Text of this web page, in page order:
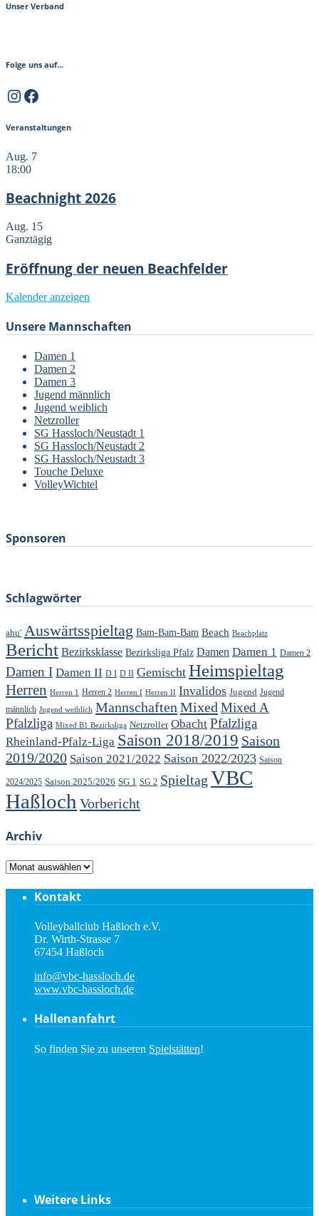
Unser Verband
Folge uns auf...
Instagram
Facebook
Veranstaltungen
Aug. 7
18:00
Beachnight 2026
Aug. 15
Ganztägig
Eröffnung der neuen Beachfelder
Kalender anzeigen
Unsere Mannschaften
Damen 1
Damen 2
Damen 3
Jugend männlich
Jugend weiblich
Netzroller
SG Hassloch/Neustadt 1
SG Hassloch/Neustadt 2
SG Hassloch/Neustadt 3
Touche Deluxe
VolleyWichtel
Sponsoren
Schlagwörter
ahu' Auswärtsspieltag Bam-Bam-Bam Beach Beachplatz
Bericht Bezirksklasse Bezirksliga Pfalz Damen Damen 1 Damen 2
Damen I Damen II D I D II Gemischt Heimspieltag
Herren Herren 1 Herren 2 Herren I Herren II Invalidos Jugend Jugend
männlich Jugend weiblich Mannschaften Mixed Mixed A
Pfalzliga Mixed B1 Bezirksliga Netzroller Obacht Pfalzliga
Rheinland-Pfalz-Liga Saison 2018/2019 Saison
2019/2020 Saison 2021/2022 Saison 2022/2023 Saison
2024/2025 Saison 2025/2026 SG 1 SG 2 Spieltag VBC
Haßloch Vorbericht
Archiv
Archiv
Kontakt
Volleyballclub Haßloch e.V.
Dr. Wirth-Strasse 7
67454 Haßloch
info@vbc-hassloch.de
www.vbc-hassloch.de
Hallenanfahrt
So finden Sie zu unseren Spielstätten!
Weitere Links